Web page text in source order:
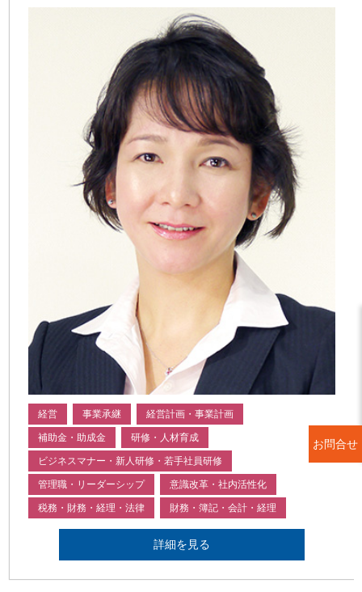
経営 事業承継 経営計画・事業計画
補助金・助成金 研修・人材育成
ビジネスマナー・新人研修・若手社員研修
管理職・リーダーシップ 意識改革・社内活性化
税務・財務・経理・法律 財務・簿記・会計・経理
詳細を見る
お問合せ